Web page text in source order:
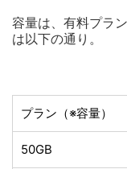
容量は、有料プラ
は以下の通り。
プラン（※容量）
50GB